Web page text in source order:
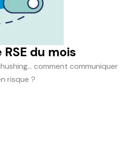
du mois
comment communiquer
risque ?